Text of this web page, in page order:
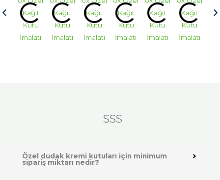
SSS
Özel dudak kremi kutuları için minimum
sipariş miktarı nedir?